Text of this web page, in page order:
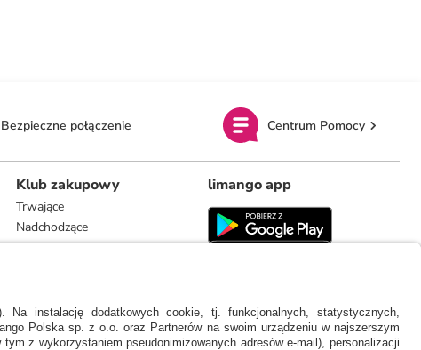
Bezpieczne połączenie Centrum Pomocy
Klub zakupowy
Trwające
Nadchodzące
limango app